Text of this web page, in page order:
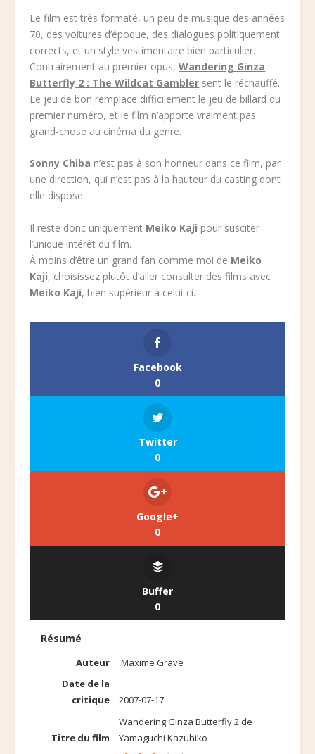
Le film est très formaté, un peu de musique des années
70, des voitures d’époque, des dialogues politiquement
corrects, et un style vestimentaire bien particulier.
Contrairement au premier opus,Wandering Ginza
Butterfly 2 : The Wildcat Gambler sent le réchauffé.
Le jeu de bon remplace difficilement le jeu de billard du
premier numéro, et le film n’apporte vraiment pas
grand-chose au cinéma du genre.
Sonny Chiba n’est pas à son honneur dans ce film, par
une direction, qui n’est pas à la hauteur du casting dont
elle dispose.
Il reste donc uniquement Meiko Kaji pour susciter
l’unique intérêt du film.
À moins d’être un grand fan comme moi de Meiko
Kaji, choisissez plutôt d’aller consulter des films avec
Meiko Kaji, bien supérieur à celui-ci.
Facebook
0
Twitter
0
Google+
0
Buffer
0
Résumé
Auteur
Maxime Grave
Date de la
critique
2007-07-17
Titre du film
Wandering Ginza Butterfly 2 de
Yamaguchi Kazuhiko